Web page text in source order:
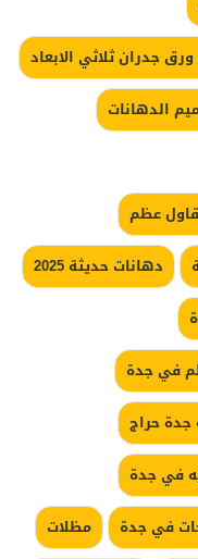
جدران ثلاثي الابعاد
الدهانات
عظم
دهانات حديثة 2025
في جدة
جدة حراج
في جدة
في جدة
مظلات